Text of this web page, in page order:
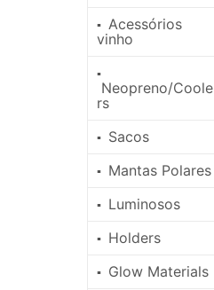
▪ Acessórios
vinho
▪
Neopreno/Coole
rs
▪ Sacos
▪ Mantas Polares
▪ Luminosos
▪ Holders
▪ Glow Materials